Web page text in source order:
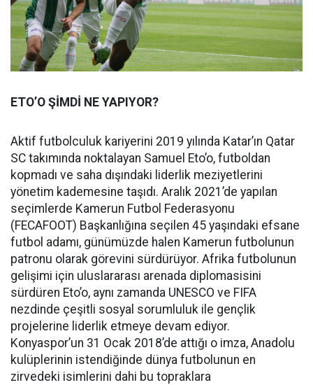
ETO’O ŞİMDİ NE YAPIYOR?
Aktif futbolculuk kariyerini 2019 yılında Katar’ın Qatar
SC takımında noktalayan Samuel Eto’o, futboldan
kopmadı ve saha dışındaki liderlik meziyetlerini
yönetim kademesine taşıdı. Aralık 2021’de yapılan
seçimlerde Kamerun Futbol Federasyonu
(FECAFOOT) Başkanlığına seçilen 45 yaşındaki efsane
futbol adamı, günümüzde halen Kamerun futbolunun
patronu olarak görevini sürdürüyor. Afrika futbolunun
gelişimi için uluslararası arenada diplomasisini
sürdüren Eto’o, aynı zamanda UNESCO ve FIFA
nezdinde çeşitli sosyal sorumluluk ile gençlik
projelerine liderlik etmeye devam ediyor.
Konyaspor’un 31 Ocak 2018’de attığı o imza, Anadolu
kulüplerinin istendiğinde dünya futbolunun en
zirvedeki isimlerini dahi bu topraklara